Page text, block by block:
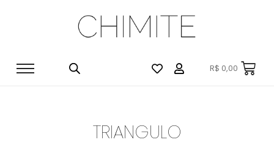
R$ 0,00
TRIANGULO